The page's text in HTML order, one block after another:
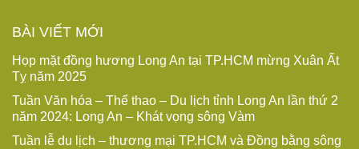
BÀI VIẾT MỚI
Họp mặt đồng hương Long An tại TP.HCM mừng Xuân Ất
Tỵ năm 2025
Tuần Văn hóa – Thể thao – Du lịch tỉnh Long An lần thứ 2
năm 2024: Long An – Khát vọng sông Vàm
Tuần lễ du lịch – thương mại TP.HCM và Đồng bằng sông